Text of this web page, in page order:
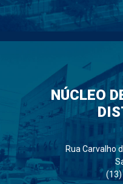
NÚCLEO
Rua Carvalho